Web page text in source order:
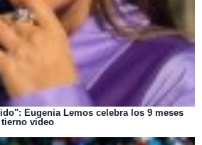
Eugenia Lemos celebra los 9 meses
video